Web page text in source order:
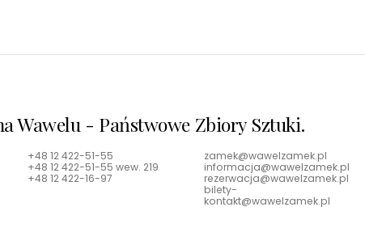
Wawelu - Państwowe Zbiory Sztuki.
+48 12 422-51-55
+48 12 422-51-55 wew. 219
+48 12 422-16-97
zamek@wawelzamek.pl
informacja@wawelzamek.pl
rezerwacja@wawelzamek.pl
bilety-
kontakt@wawelzamek.pl